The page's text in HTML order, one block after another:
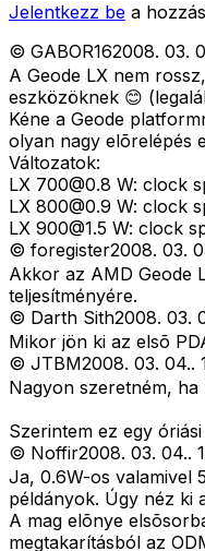
Jelentkezz be a
© GABOR162008. 03.
A Geode LX nem
eszközöknek 😊
Kéne a Geode
olyan nagy elõrelépés
Változatok:
LX 700@0.8 W: clock
LX 800@0.9 W: clock
LX 900@1.5 W: clock
© foregister2008. 03.
Akkor az AMD Geode
teljesítményére.
© Darth Sith2008. 03.
Mikor jön ki az elsõ
© JTBM2008. 03. 04..
Nagyon szeretném,
Szerintem ez egy
© Noffir2008. 03. 04..
Ja, 0.6W-os valamivel
példányok. Úgy néz ki
A mag elõnye
megtakarításból az